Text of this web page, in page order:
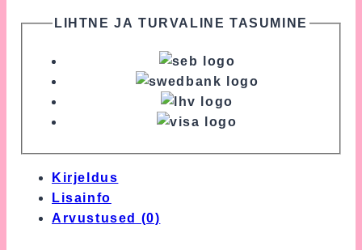
LIHTNE JA TURVALINE TASUMINE
Kirjeldus
Lisainfo
Arvustused (0)